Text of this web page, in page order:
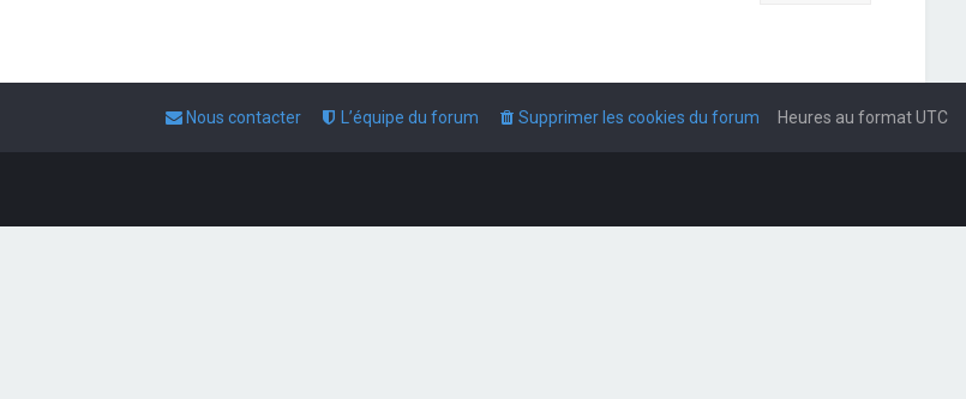
Heures au formatUTC
Supprimer les cookies du forum
L’équipe du forum
Nous contacter